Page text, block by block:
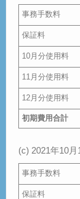
事務手数料
保証料
10月分使用料
11月分使用料
12月分使用料
初期費用合計
(c) 2021年10
事務手数料
保証料